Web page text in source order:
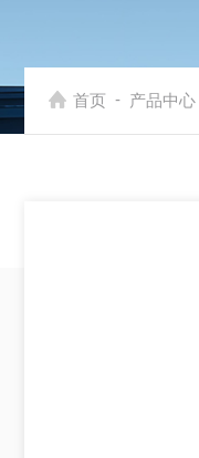
首页 - 产品中心